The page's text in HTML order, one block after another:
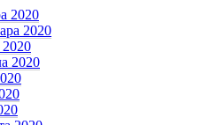
2020
2020
2020